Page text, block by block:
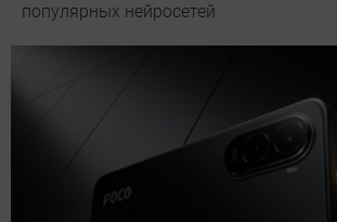
популярных нейросетей